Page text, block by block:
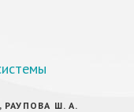
Ш. А.